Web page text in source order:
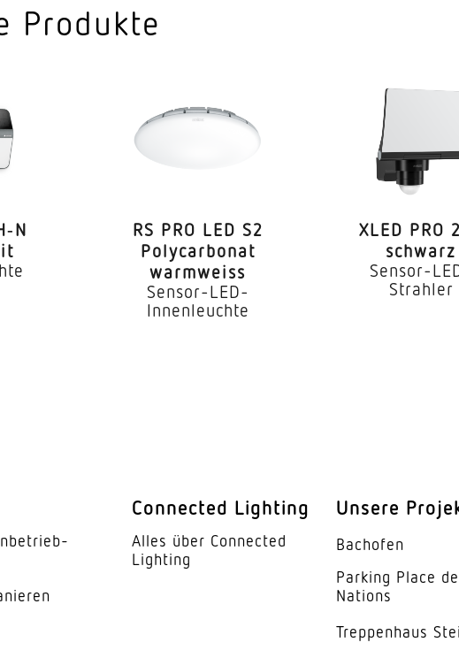
Produkte
RS PRO LED S2
Poly­car­bonat
warmweiss
Sensor-LED-
Innenleuchte
XLED PRO
schwarz
Sensor-
Strahler
Connected Lighting
Alles über Connected
Lighting
Unsere
Bachofen
Parking Place
Nations
Trep­penhaus